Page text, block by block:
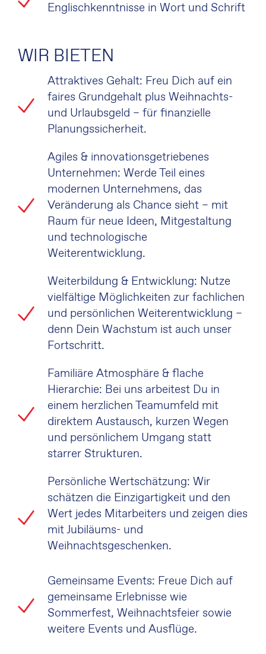
Englischkenntnisse in Wort und Schrift
WIR BIETEN
Attraktives Gehalt: Freu Dich auf ein
faires Grundgehalt plus Weihnachts-
und Urlaubsgeld – für finanzielle
Planungssicherheit.
Agiles & innovationsgetriebenes
Unternehmen: Werde Teil eines
modernen Unternehmens, das
Veränderung als Chance sieht – mit
Raum für neue Ideen, Mitgestaltung
und technologische
Weiterentwicklung.
Weiterbildung & Entwicklung: Nutze
vielfältige Möglichkeiten zur fachlichen
und persönlichen Weiterentwicklung –
denn Dein Wachstum ist auch unser
Fortschritt.
Familiäre Atmosphäre & flache
Hierarchie: Bei uns arbeitest Du in
einem herzlichen Teamumfeld mit
direktem Austausch, kurzen Wegen
und persönlichem Umgang statt
starrer Strukturen.
Persönliche Wertschätzung: Wir
schätzen die Einzigartigkeit und den
Wert jedes Mitarbeiters und zeigen dies
mit Jubiläums- und
Weihnachtsgeschenken.
Gemeinsame Events: Freue Dich auf
gemeinsame Erlebnisse wie
Sommerfest, Weihnachtsfeier sowie
weitere Events und Ausflüge.